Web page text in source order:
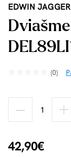
EDWIN JAGGER
(0)
42,90€